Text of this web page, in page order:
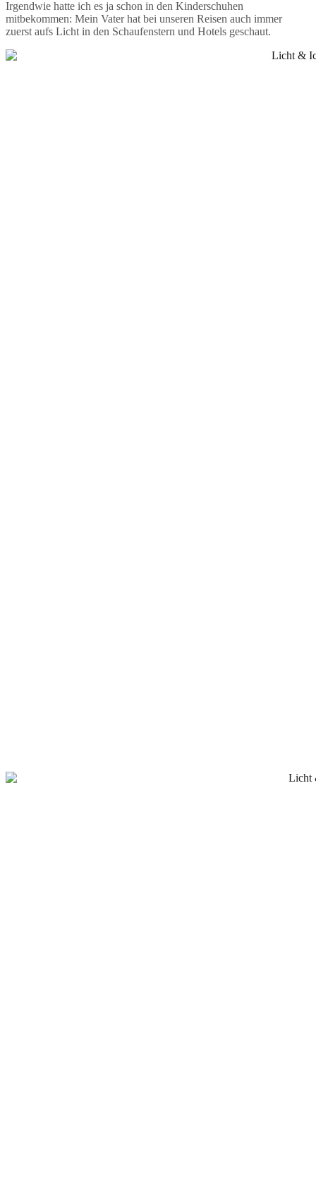
Irgendwie hatte ich es ja schon in den Kinderschuhen
mitbekommen: Mein Vater hat bei unseren Reisen auch immer
zuerst aufs Licht in den Schaufenstern und Hotels geschaut.